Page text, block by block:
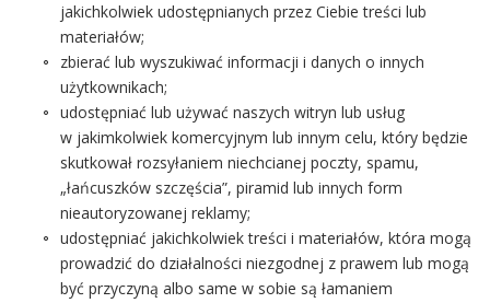
jakichkolwiek udostępnianych przez Ciebie treści lub
materiałów;
zbierać lub wyszukiwać informacji i danych o innych
użytkownikach;
udostępniać lub używać naszych witryn lub usług
w jakimkolwiek komercyjnym lub innym celu, który będzie
skutkował rozsyłaniem niechcianej poczty, spamu,
„łańcuszków szczęścia”, piramid lub innych form
nieautoryzowanej reklamy;
udostępniać jakichkolwiek treści i materiałów, która mogą
prowadzić do działalności niezgodnej z prawem lub mogą
być przyczyną albo same w sobie są łamaniem